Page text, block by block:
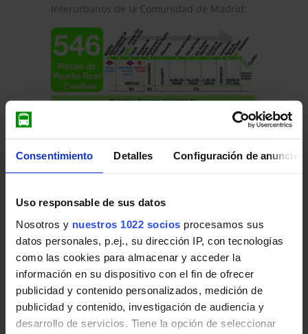
Consentimiento Detalles Configuración de anuncios
Uso responsable de sus datos
Nosotros y nuestros 1022 socios procesamos sus
datos personales, p.ej., su dirección IP, con tecnologías
como las cookies para almacenar y acceder la
información en su dispositivo con el fin de ofrecer
publicidad y contenido personalizados, medición de
publicidad y contenido, investigación de audiencia y
desarrollo de servicios. Tiene la opción de seleccionar
Interurbanos de la Comunidad de Madrid:
Pulsa en la imagen para mostrar elhorario
de idacompleto.